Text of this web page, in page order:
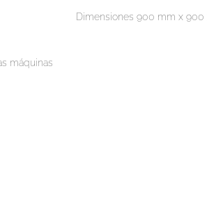
Dimensiones 900 mm x 900
máquinas